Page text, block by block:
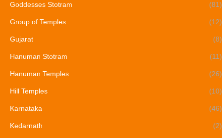
Goddesses Stotram (81)
Group of Temples (12)
Gujarat (8)
Hanuman Stotram (11)
Hanuman Temples (26)
Hill Temples (10)
Karnataka (46)
Kedarnath (2)